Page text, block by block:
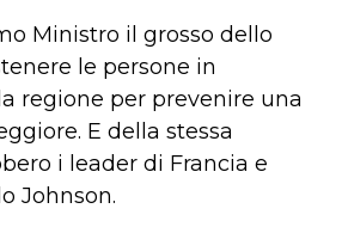
Ministro il grosso dello
le persone in
regione per prevenire una
E della stessa
i leader di Francia e
Johnson.